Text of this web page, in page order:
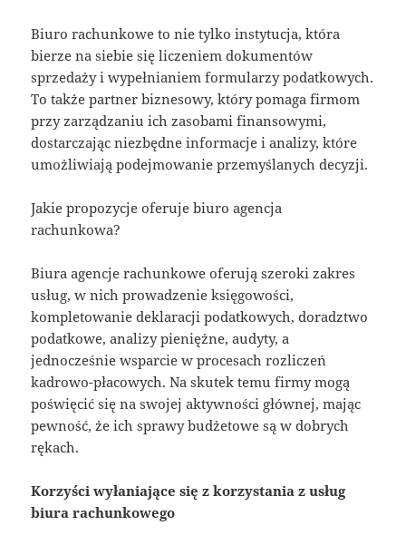
Biuro rachunkowe to nie tylko instytucja, która
bierze na siebie się liczeniem dokumentów
sprzedaży i wypełnianiem formularzy podatkowych.
To także partner biznesowy, który pomaga firmom
przy zarządzaniu ich zasobami finansowymi,
dostarczając niezbędne informacje i analizy, które
umożliwiają podejmowanie przemyślanych decyzji.
Jakie propozycje oferuje biuro agencja
rachunkowa?
Biura agencje rachunkowe oferują szeroki zakres
usług, w nich prowadzenie księgowości,
kompletowanie deklaracji podatkowych, doradztwo
podatkowe, analizy pieniężne, audyty, a
jednocześnie wsparcie w procesach rozliczeń
kadrowo-płacowych. Na skutek temu firmy mogą
poświęcić się na swojej aktywności głównej, mając
pewność, że ich sprawy budżetowe są w dobrych
rękach.
Korzyści wyłaniające się z korzystania z usług
biura rachunkowego